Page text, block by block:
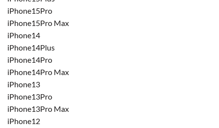
iPhone15Pro
iPhone15Pro Max
iPhone14
iPhone14Plus
iPhone14Pro
iPhone14Pro Max
iPhone13
iPhone13Pro
iPhone13Pro Max
iPhone12